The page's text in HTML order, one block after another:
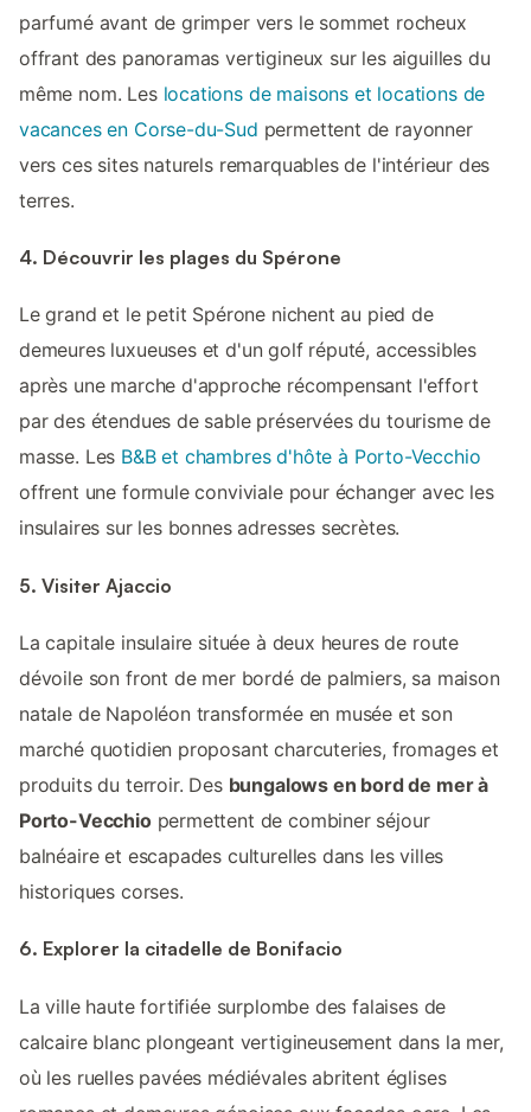
parfumé avant de grimper vers le sommet rocheux
offrant des panoramas vertigineux sur les aiguilles du
même nom. Les locations de maisons et locations de
vacances en Corse-du-Sud permettent de rayonner
vers ces sites naturels remarquables de l'intérieur des
terres.
4. Découvrir les plages du Spérone
Le grand et le petit Spérone nichent au pied de
demeures luxueuses et d'un golf réputé, accessibles
après une marche d'approche récompensant l'effort
par des étendues de sable préservées du tourisme de
masse. Les B&B et chambres d'hôte à Porto-Vecchio
offrent une formule conviviale pour échanger avec les
insulaires sur les bonnes adresses secrètes.
5. Visiter Ajaccio
La capitale insulaire située à deux heures de route
dévoile son front de mer bordé de palmiers, sa maison
natale de Napoléon transformée en musée et son
marché quotidien proposant charcuteries, fromages et
produits du terroir. Des bungalows en bord de mer à
Porto-Vecchiopermettent de combiner séjour
balnéaire et escapades culturelles dans les villes
historiques corses.
6. Explorer la citadelle de Bonifacio
La ville haute fortifiée surplombe des falaises de
calcaire blanc plongeant vertigineusement dans la mer,
où les ruelles pavées médiévales abritent églises